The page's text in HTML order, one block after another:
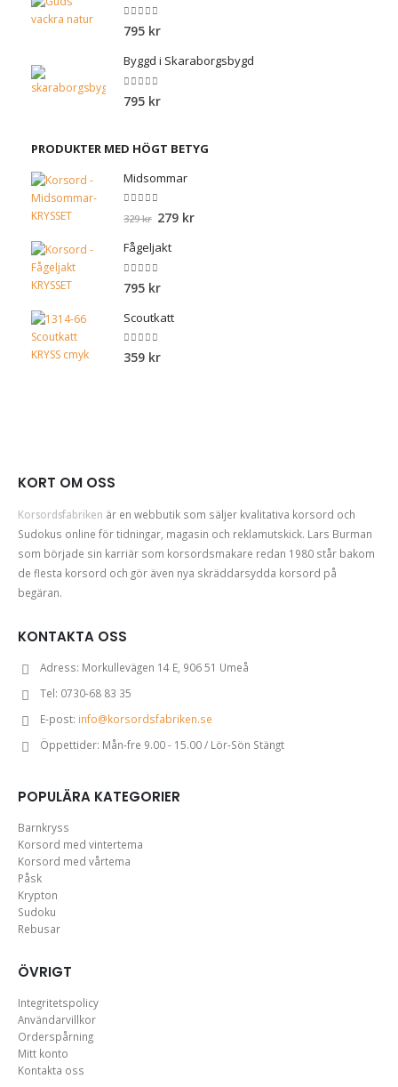
0out of 5
795 kr
Byggd i Skaraborgsbygd
0out of 5
795 kr
PRODUKTER MED HÖGT BETYG
Midsommar
out of 5
329kr Det
priset
var:
329 kr.
279 krDet
Fågeljakt
0out of 5
795 kr
Scoutkatt
0out of 5
359 kr
KORT OM OSS
Korsordsfabriken är en webbutik som säljer kvalitativa korsord och
Sudokus online för tidningar, magasin och reklamutskick. Lars Burman
som började sin karriär som korsordsmakare redan 1980 står bakom
de flesta korsord och gör även nya skräddarsydda korsord på
begäran.
KONTAKTA OSS
Adress: Morkullevägen 14 E, 906 51 Umeå
Tel: 0730-68 83 35
E-post: info@korsordsfabriken.se
Öppettider: Mån-fre 9.00 - 15.00 / Lör-Sön Stängt
POPULÄRA KATEGORIER
Barnkryss
Korsord med vintertema
Korsord med vårtema
Påsk
Krypton
Sudoku
Rebusar
ÖVRIGT
Integritetspolicy
Användarvillkor
Orderspårning
Mitt konto
Kontakta oss